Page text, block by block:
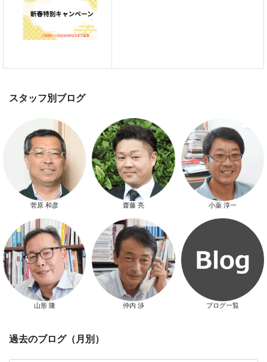
スマートハウス 完成見学会開催
新春特別キャンペーン
スタッフ別ブログ
菅原 和彦 齋藤 亮 小薬 淳一
山形 隆 仲内 渉 ブログ一覧